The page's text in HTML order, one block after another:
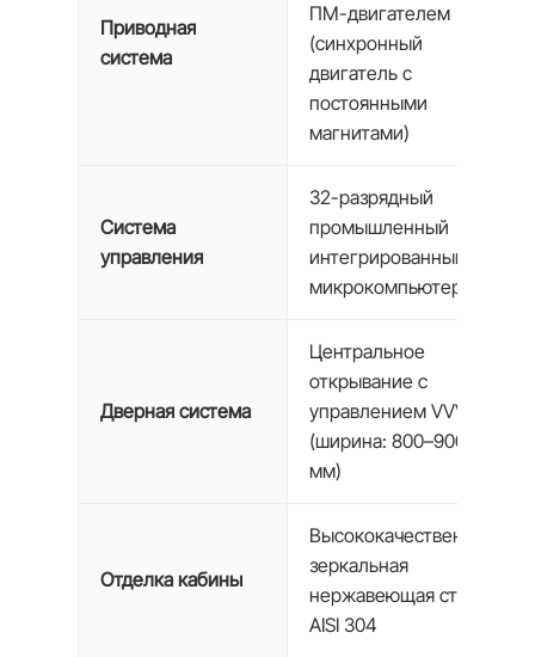
Приводная
система
ПМ-двигателем
(синхронный
двигатель с
постоянными
магнитами)
Система
управления
32-разрядный
промышленный
интегрированный
микрокомпьютер
Дверная система
Центральное
открывание с
управлением VVVF
(ширина: 800–900
мм)
Отделка кабины
Высококачественная
зеркальная
нержавеющая сталь
AISI 304